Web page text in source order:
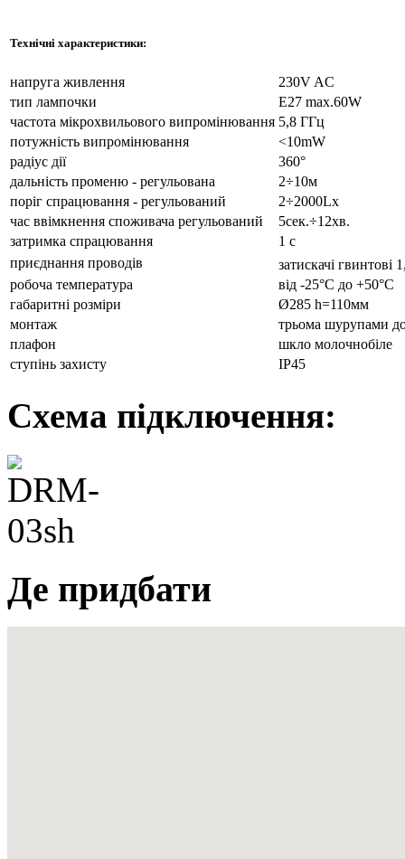
Технічні характеристики:
напруга живлення
230V AC
тип лампочки
E27 max.60W
частота мікрохвильового випромінювання 5,8 ГГц
потужність випромінювання
<10mW
радіус дії
360°
дальність променю - регульована
2÷10м
поріг спрацювання - регульований
2÷2000Lx
час ввімкнення споживача регульований
5сек.÷12хв.
затримка спрацювання
1 с
приєднання проводів
затискачі гвинтові
робоча температура
від -25°С до +50°С
габаритні розміри
Ø285 h=110мм
монтаж
трьома шурупами
плафон
шкло молочнобіле
ступінь захисту
ІР45
Схема підключення:
Де придбати